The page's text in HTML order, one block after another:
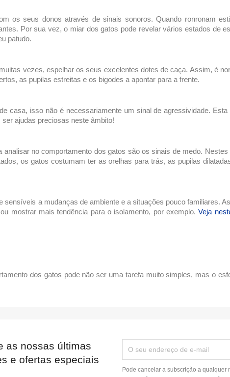
os seus donos através de sinais sonoros. Quando ronronam
Por sua vez, o miar dos gatos pode revelar vários estados de
patudo.
vezes, espelhar os seus excelentes dotes de caça. Assim, é
as pupilas estreitas e os bigodes a apontar para a frente.
casa, isso não é necessariamente um sinal de agressividade.
ser ajudas preciosas neste âmbito!
analisar nocomportamento dos gatos são os sinais de medo.
os gatos costumam ter as orelhas para trás, as pupilas
sensíveis a mudanças de ambiente e a situações pouco familiares.
mostrar mais tendência para o isolamento, por exemplo.Veja
dos gatos pode não ser uma tarefa muito simples, mas o
as nossas últimas
e ofertas especiais
Pode cancelar a subscrição a qualquer